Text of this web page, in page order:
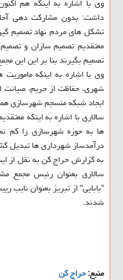
داشت: بدون مشاركت دهی
تشكل های مردم نهاد تصمیم
معتقدیم تصمیم سازان و
تصمیم بگیرند بنا بر این این
وی با اشاره به اینكه
شهری، حفاظت از حریم،
ایجاد شبكه منسجم شهرسازی
سالاری با اشاره به اینكه
ها به حوزه شهرسازی را كم
درآمدساز شهرداری ها تبدیل
به گزارش حراج كن به نقل از
سالاری بعنوان رئیس مجمع
"بابایی" از تبریز بعنوان نایب
شدند.
منبع:حراج كن